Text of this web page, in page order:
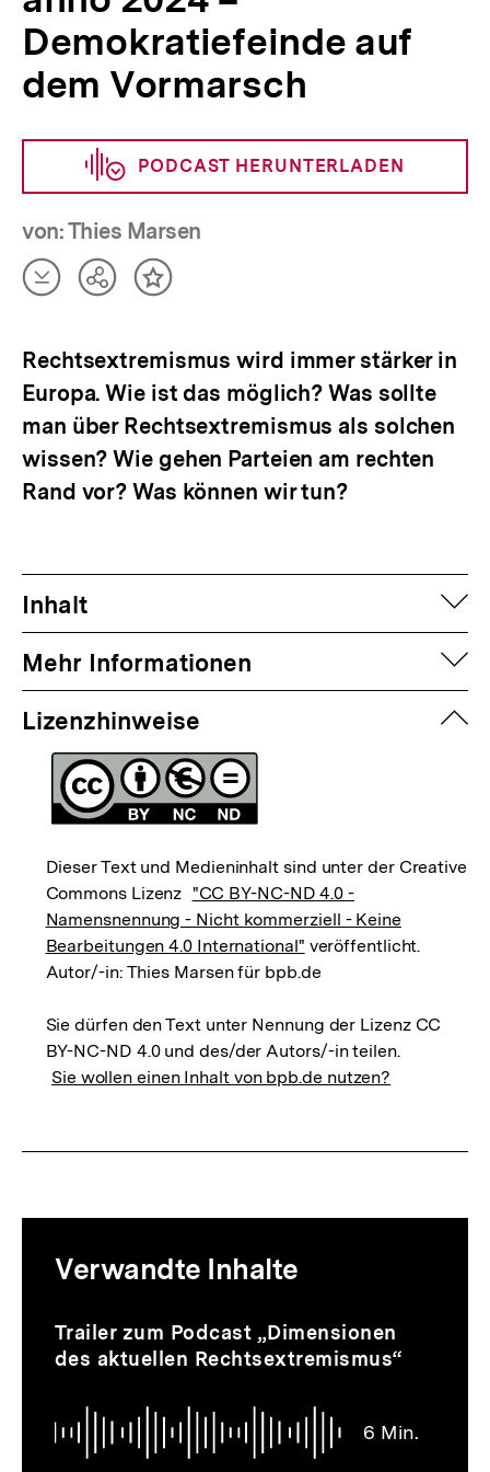
Demokratiefeinde auf
dem Vormarsch
PODCAST HERUNTERLADEN
von: Thies Marsen
Artikel
herunterladen
TeilenInhalt
Rechtsextremismus wird immer stärker in
Europa. Wie ist das möglich? Was sollte
man über Rechtsextremismus als solchen
wissen? Wie gehen Parteien am rechten
Rand vor? Was können wir tun?
Inhalt
Mehr Informationen
Lizenzhinweise
Dieser Text und Medieninhalt sind unter der Creative
Commons Lizenz "CC BY-NC-ND 4.0 -
Namensnennung - Nicht kommerziell - Keine
Bearbeitungen 4.0 International" veröffentlicht.
Autor/-in: Thies Marsen für bpb.de
Sie dürfen den Text unter Nennung der Lizenz CC
BY-NC-ND 4.0 und des/der Autors/-in teilen.
Sie wollen einen Inhalt von bpb.de nutzen?
zur
Thematik
Verwandte Inhalte
Inhaltskarussell
überspringen
6 Min.
Audio
Dauer
6
Trailer zum Podcast „Dimensionen
des aktuellen Rechtsextremismus“